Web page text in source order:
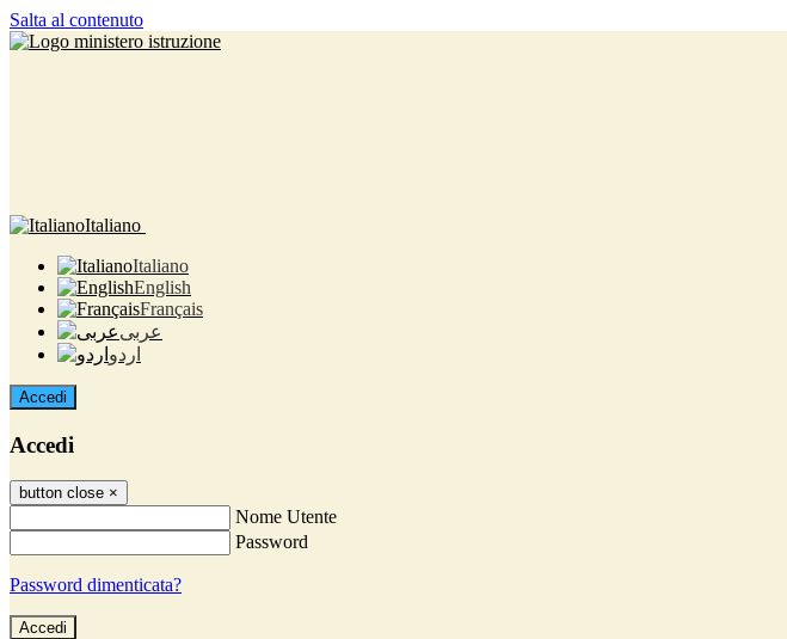
Salta al contenuto
Italiano
Italiano
English
Français
عربى
اردو
Accedi
Accedi
button close ×
Nome Utente
Password
Password dimenticata?